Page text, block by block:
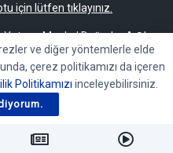
için lütfen tıklayınız.
Menkul Değerler A.Ş.’ye
başkaları tarafından
çoğaltılamaz,
ve diğer yöntemlerle elde
çerez politikamızı da içeren
Politikamızı inceleyebilirsiniz.